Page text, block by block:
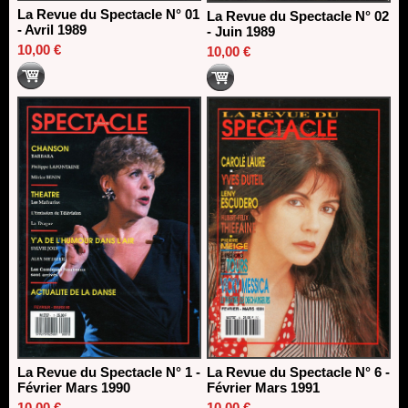
La Revue du Spectacle N° 01
- Avril 1989
10,00 €
La Revue du Spectacle N° 02
- Juin 1989
10,00 €
La Revue du Spectacle N° 1 -
Février Mars 1990
La Revue du Spectacle N° 6 -
Février Mars 1991